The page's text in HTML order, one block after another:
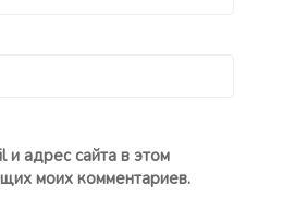
и адрес сайта в этом
моих комментариев.